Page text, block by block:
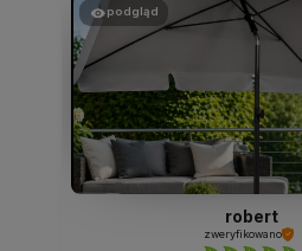
podgląd
robert
zweryfikowano